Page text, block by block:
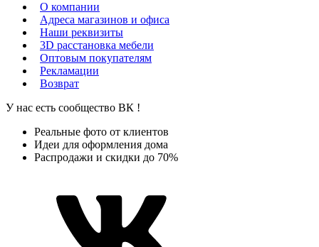
О компании
Адреса магазинов и офиса
Наши реквизиты
3D расстановка мебели
Оптовым покупателям
Рекламации
Возврат
У нас есть сообщество ВК !
Реальные фото от клиентов
Идеи для оформления дома
Распродажи и скидки до 70%